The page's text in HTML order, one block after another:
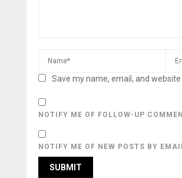
Save my name, email, and
NOTIFY ME OF FOLLOW-UP
NOTIFY ME OF NEW POSTS BY